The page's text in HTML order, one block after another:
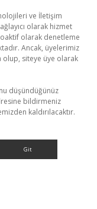
ve İletişim
olarak hizmet
olarak denetleme
Ancak, üyelerimiz
olup, siteye üye olarak
düşündüğünüz
bildirmeniz
kaldırılacaktır.